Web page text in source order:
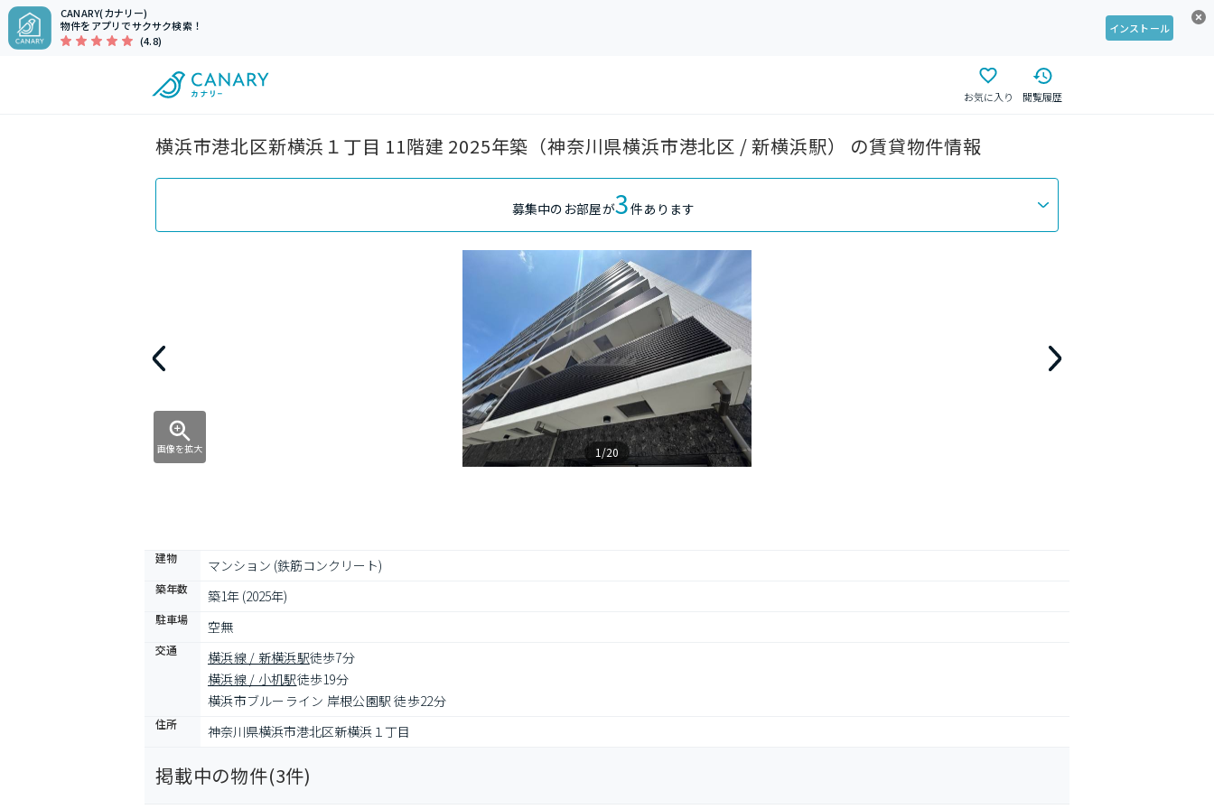
CANARY(カナリー)
物件をアプリでサクサク検索！
(4.8)
インストール
お気に入り 閲覧履歴
横浜市港北区新横浜１丁目 11階建 2025年築（神奈川県横浜市港北区 / 新横浜駅） の賃貸物件情報
募集中のお部屋が3件あります
画像を拡大 1/20
建物 マンション (鉄筋コンクリート)
築年数 築1年 (2025年)
駐車場 空無
交通 横浜線 / 新横浜駅徒歩7分
横浜線 / 小机駅徒歩19分
横浜市ブルーライン 岸根公園駅 徒歩22分
住所 神奈川県横浜市港北区新横浜１丁目
掲載中の物件(3件)